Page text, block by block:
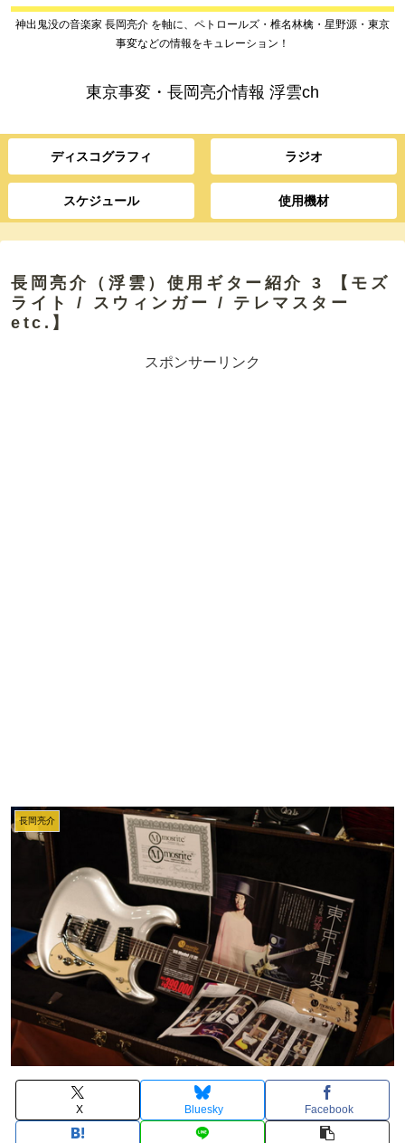
神出鬼没の音楽家 長岡亮介 を軸に、ペトロールズ・椎名林檎・星野源・東京
事変などの情報をキュレーション！
東京事変・長岡亮介情報 浮雲ch
ディスコグラフィ ラジオ
スケジュール 使用機材
長岡亮介（浮雲）使用ギター紹介 3 【モズ
ライト / スウィンガー / テレマスター
etc.】
スポンサーリンク
長岡亮介
X Bluesky Facebook